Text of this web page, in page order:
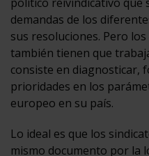
demandas de los
sus resoluciones. Pero
también tienen que
consiste en diagnosticar,
prioridades en los
europeo en su país.
Lo ideal es que los
mismo documento por la